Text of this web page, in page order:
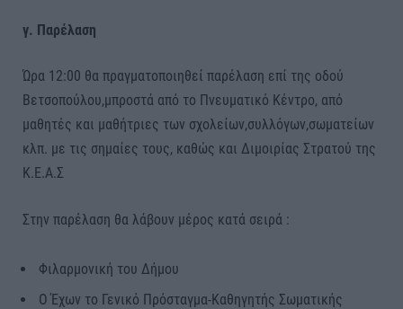
γ. Παρέλαση
Ώρα 12:00 θα πραγματοποιηθεί παρέλαση επί της οδού
Βετσοπούλου,μπροστά από το Πνευματικό Κέντρο, από
μαθητές και μαθήτριες των σχολείων,συλλόγων,σωματείων
κλπ. με τις σημαίες τους, καθώς και Διμοιρίας Στρατού της
Κ.Ε.Α.Σ
Στην παρέλαση θα λάβουν μέρος κατά σειρά :
Φιλαρμονική του Δήμου
Ο Έχων το Γενικό Πρόσταγμα-Καθηγητής Σωματικής